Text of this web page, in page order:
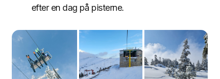
efter en dag på pisterne.